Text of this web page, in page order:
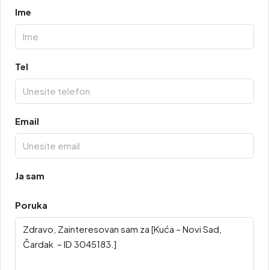
Ime
Tel
Email
Ja sam
Poruka